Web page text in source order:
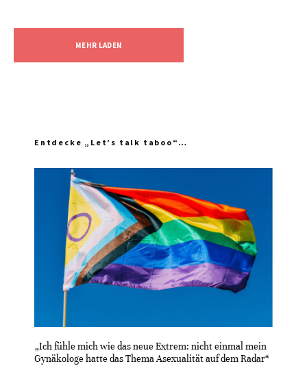
MEHR LADEN
Entdecke „Let’s talk taboo“…
„Ich fühle mich wie das neue Extrem: nicht einmal mein
Gynäkologe hatte das Thema Asexualität auf dem Radar“